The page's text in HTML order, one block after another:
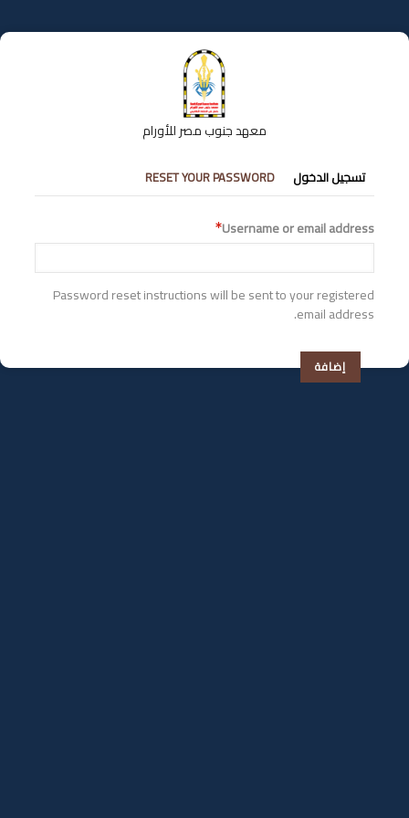
إلى
المحتوى
معهد جنوب مصر للأورام
التبويبات
الأساسية
تسجيل الدخول RESET YOUR PASSWORD
Username or email address
Password reset instructions will be sent to your registered
email address.